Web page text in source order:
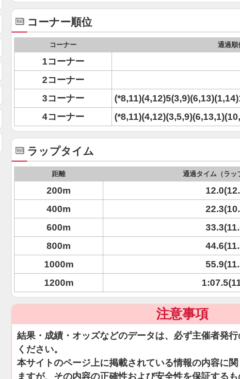
コーナー順位
コーナー 通過順
1コーナー
2コーナー
3コーナー
4コーナー
ラップタイム
距離 通過タイム（ラッ
200m
400m
600m
800m
1000m
1200m
注意事項
結果・成績・オッズなどのデータは、必ず主催者発
ください。
本サイトのページ上に掲載されている情報の内容に
ますが、その内容の正確性および安全性を保証する